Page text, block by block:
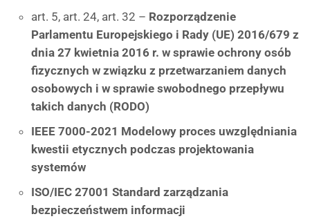
art. 5, art. 24, art. 32 – Rozporządzenie
Parlamentu Europejskiego i Rady (UE) 2016/679 z
dnia 27 kwietnia 2016 r. w sprawie ochrony osób
fizycznych w związku z przetwarzaniem danych
osobowych i w sprawie swobodnego przepływu
takich danych (RODO)
IEEE 7000-2021 Modelowy proces uwzględniania
kwestii etycznych podczas projektowania
systemów
ISO/IEC 27001 Standard zarządzania
bezpieczeństwem informacji